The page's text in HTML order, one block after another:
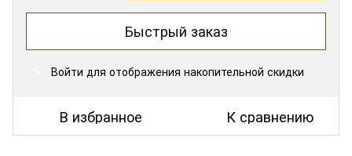
Быстрый заказ
Войти для отображения накопительной скидки
В избранное К сравнению